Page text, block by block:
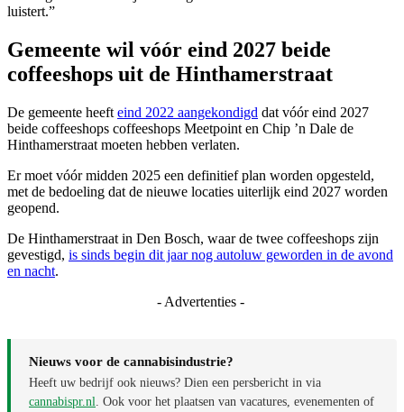
luistert.”
Gemeente wil vóór eind 2027 beide
coffeeshops uit de Hinthamerstraat
De gemeente heeft eind 2022 aangekondigd dat vóór eind 2027
beide coffeeshops coffeeshops Meetpoint en Chip ’n Dale de
Hinthamerstraat moeten hebben verlaten.
Er moet vóór midden 2025 een definitief plan worden opgesteld,
met de bedoeling dat de nieuwe locaties uiterlijk eind 2027 worden
geopend.
De Hinthamerstraat in Den Bosch, waar de twee coffeeshops zijn
gevestigd, is sinds begin dit jaar nog autoluw geworden in de avond
en nacht.
- Advertenties -
Nieuws voor de cannabisindustrie?
Heeft uw bedrijf ook nieuws? Dien een persbericht in via
cannabispr.nl. Ook voor het plaatsen van vacatures, evenementen of